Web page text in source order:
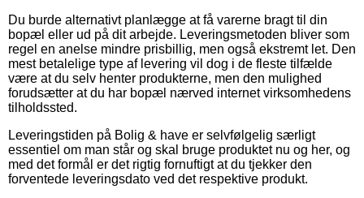
Du burde alternativt planlægge at få varerne bragt til din
bopæl eller ud på dit arbejde. Leveringsmetoden bliver som
regel en anelse mindre prisbillig, men også ekstremt let. Den
mest betalelige type af levering vil dog i de fleste tilfælde
være at du selv henter produkterne, men den mulighed
forudsætter at du har bopæl nærved internet virksomhedens
tilholdssted.
Leveringstiden på Bolig & have er selvfølgelig særligt
essentiel om man står og skal bruge produktet nu og her, og
med det formål er det rigtig fornuftigt at du tjekker den
forventede leveringsdato ved det respektive produkt.